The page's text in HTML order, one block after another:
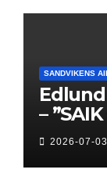
SANDVIKENS
–
2026-07-03